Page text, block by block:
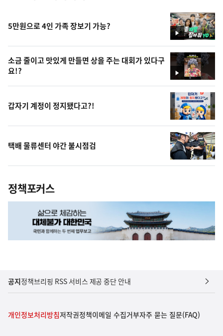
영
상
5만원으로 4인 가족 장보기 가능?
영
상
소금 줄이고 맛있게 만들면 상을 주는 대회가 있다구
요!?
갑자기 계정이 정지됐다고?!
택배 물류센터 야간 불시점검
정책포커스
공지정책브리핑 RSS 서비스 제공 중단 안내
개인정보처리방침저작권정책이메일 수집거부자주 묻는 질문(FAQ)